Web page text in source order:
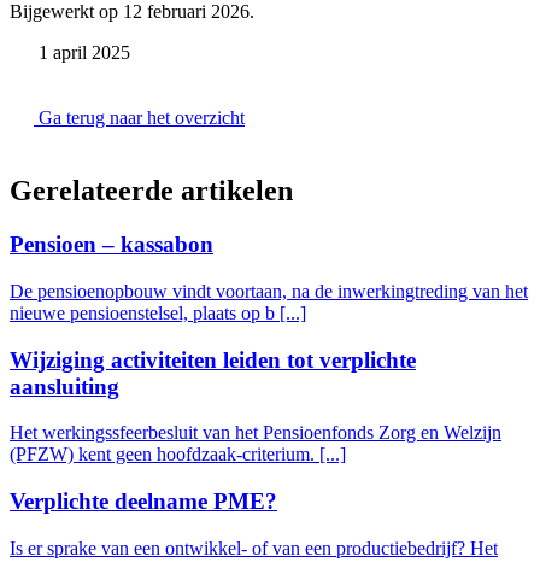
Bijgewerkt op 12 februari 2026.
1 april 2025
Ga terug naar het overzicht
Gerelateerde artikelen
Pensioen – kassabon
De pensioenopbouw vindt voortaan, na de inwerkingtreding van het
nieuwe pensioenstelsel, plaats op b [...]
Wijziging activiteiten leiden tot verplichte
aansluiting
Het werkingssfeerbesluit van het Pensioenfonds Zorg en Welzijn
(PFZW) kent geen hoofdzaak-criterium. [...]
Verplichte deelname PME?
Is er sprake van een ontwikkel- of van een productiebedrijf? Het